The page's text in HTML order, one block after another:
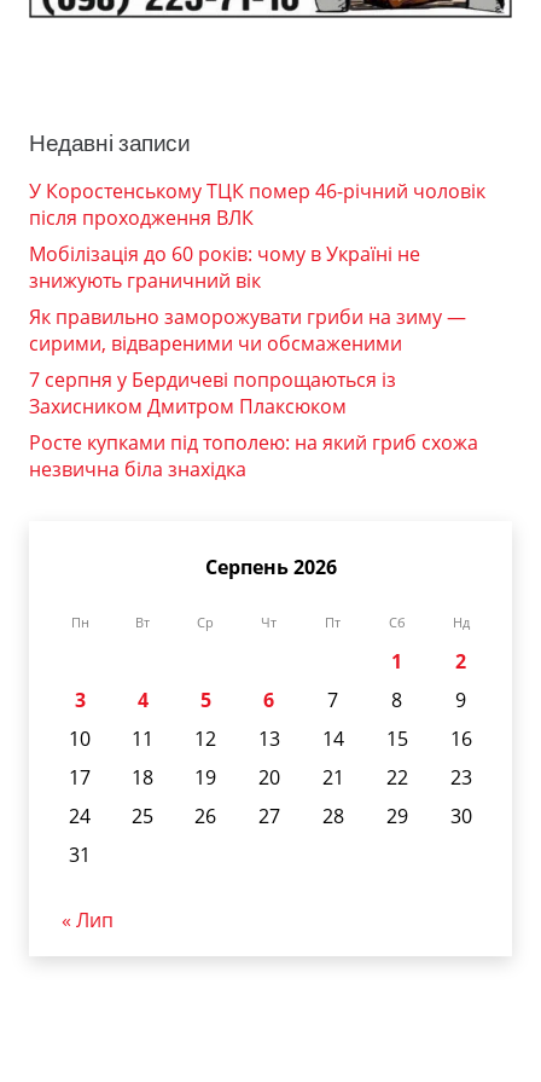
Недавні записи
У Коростенському ТЦК помер 46-річний чоловік
після проходження ВЛК
Мобілізація до 60 років: чому в Україні не
знижують граничний вік
Як правильно заморожувати гриби на зиму —
сирими, відвареними чи обсмаженими
7 серпня у Бердичеві попрощаються із
Захисником Дмитром Плаксюком
Росте купками під тополею: на який гриб схожа
незвична біла знахідка
Серпень 2026
Пн Вт Ср Чт Пт Сб Нд
1
2
3
4 5 6 7 8
9
10
11 12 13 14 15
16
17
18 19 20 21 22
23
24
25 26 27 28 29
30
31
« Лип